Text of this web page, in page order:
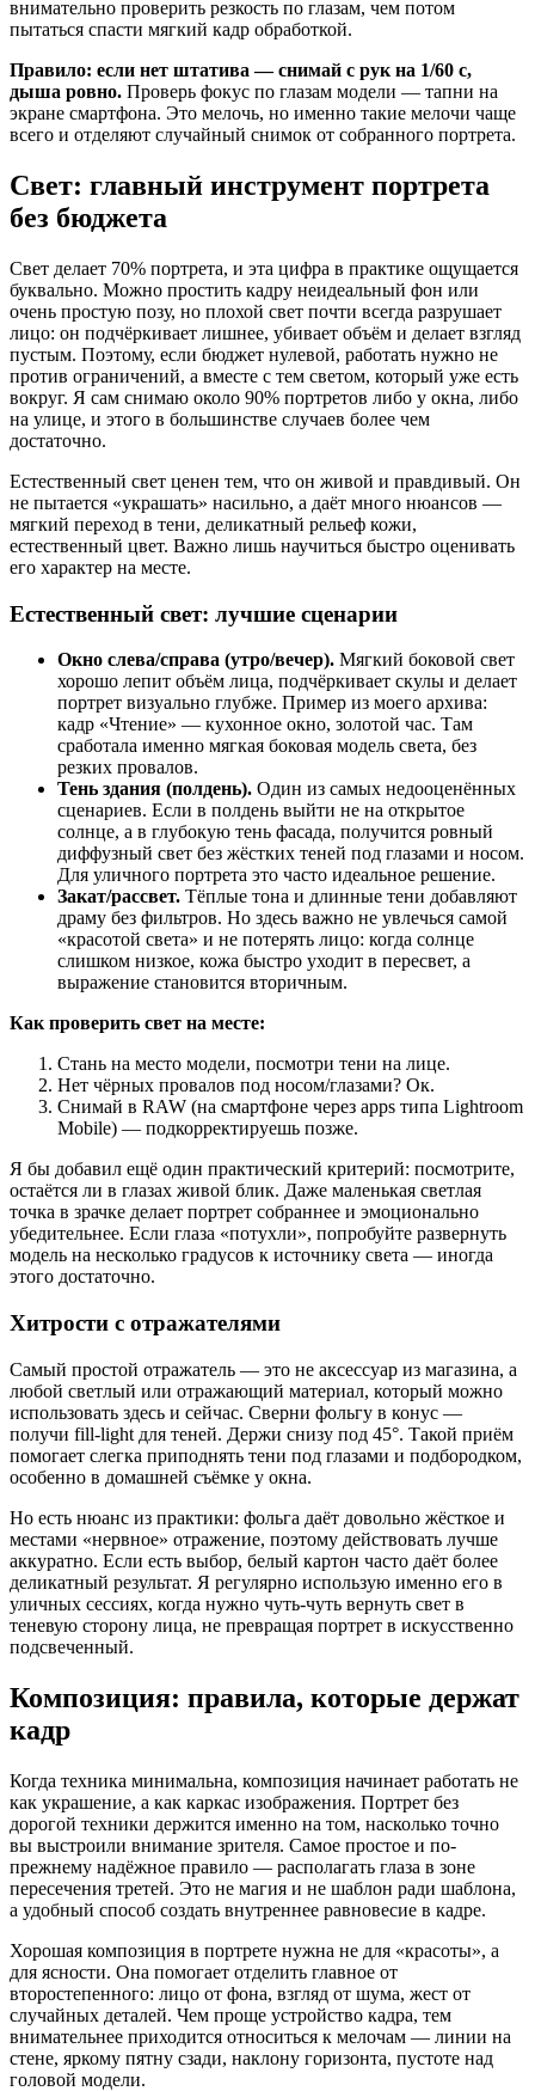
внимательно проверить резкость по глазам, чем потом
пытаться спасти мягкий кадр обработкой.
Правило: если нет штатива — снимай с рук на 1/60 с,
дыша ровно. Проверь фокус по глазам модели — тапни на
экране смартфона. Это мелочь, но именно такие мелочи чаще
всего и отделяют случайный снимок от собранного портрета.
Свет: главный инструмент портрета
без бюджета
Свет делает 70% портрета, и эта цифра в практике ощущается
буквально. Можно простить кадру неидеальный фон или
очень простую позу, но плохой свет почти всегда разрушает
лицо: он подчёркивает лишнее, убивает объём и делает взгляд
пустым. Поэтому, если бюджет нулевой, работать нужно не
против ограничений, а вместе с тем светом, который уже есть
вокруг. Я сам снимаю около 90% портретов либо у окна, либо
на улице, и этого в большинстве случаев более чем
достаточно.
Естественный свет ценен тем, что он живой и правдивый. Он
не пытается «украшать» насильно, а даёт много нюансов —
мягкий переход в тени, деликатный рельеф кожи,
естественный цвет. Важно лишь научиться быстро оценивать
его характер на месте.
Естественный свет: лучшие сценарии
Окно слева/справа (утро/вечер). Мягкий боковой свет
хорошо лепит объём лица, подчёркивает скулы и делает
портрет визуально глубже. Пример из моего архива:
кадр «Чтение» — кухонное окно, золотой час. Там
сработала именно мягкая боковая модель света, без
резких провалов.
Тень здания (полдень). Один из самых недооценённых
сценариев. Если в полдень выйти не на открытое
солнце, а в глубокую тень фасада, получится ровный
диффузный свет без жёстких теней под глазами и носом.
Для уличного портрета это часто идеальное решение.
Закат/рассвет. Тёплые тона и длинные тени добавляют
драму без фильтров. Но здесь важно не увлечься самой
«красотой света» и не потерять лицо: когда солнце
слишком низкое, кожа быстро уходит в пересвет, а
выражение становится вторичным.
Как проверить свет на месте:
Стань на место модели, посмотри тени на лице.
Нет чёрных провалов под носом/глазами? Ок.
Снимай в RAW (на смартфоне через apps типа Lightroom
Mobile) — подкорректируешь позже.
Я бы добавил ещё один практический критерий: посмотрите,
остаётся ли в глазах живой блик. Даже маленькая светлая
точка в зрачке делает портрет собраннее и эмоционально
убедительнее. Если глаза «потухли», попробуйте развернуть
модель на несколько градусов к источнику света — иногда
этого достаточно.
Хитрости с отражателями
Самый простой отражатель — это не аксессуар из магазина, а
любой светлый или отражающий материал, который можно
использовать здесь и сейчас. Сверни фольгу в конус —
получи fill-light для теней. Держи снизу под 45°. Такой приём
помогает слегка приподнять тени под глазами и подбородком,
особенно в домашней съёмке у окна.
Но есть нюанс из практики: фольга даёт довольно жёсткое и
местами «нервное» отражение, поэтому действовать лучше
аккуратно. Если есть выбор, белый картон часто даёт более
деликатный результат. Я регулярно использую именно его в
уличных сессиях, когда нужно чуть-чуть вернуть свет в
теневую сторону лица, не превращая портрет в искусственно
подсвеченный.
Композиция: правила, которые держат
кадр
Когда техника минимальна, композиция начинает работать не
как украшение, а как каркас изображения. Портрет без
дорогой техники держится именно на том, насколько точно
вы выстроили внимание зрителя. Самое простое и по-
прежнему надёжное правило — располагать глаза в зоне
пересечения третей. Это не магия и не шаблон ради шаблона,
а удобный способ создать внутреннее равновесие в кадре.
Хорошая композиция в портрете нужна не для «красоты», а
для ясности. Она помогает отделить главное от
второстепенного: лицо от фона, взгляд от шума, жест от
случайных деталей. Чем проще устройство кадра, тем
внимательнее приходится относиться к мелочам — линии на
стене, яркому пятну сзади, наклону горизонта, пустоте над
головой модели.